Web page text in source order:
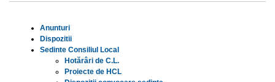
Anunturi
Dispozitii
Sedinte Consiliul Local
Hotărâri de C.L.
Proiecte de HCL